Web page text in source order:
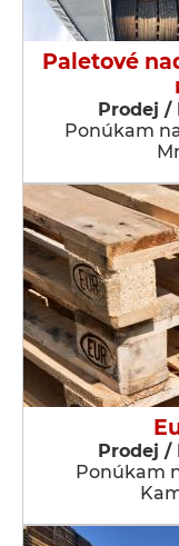
Paletové
Prodej /
Ponúkam
Prodej /
Ponúkam